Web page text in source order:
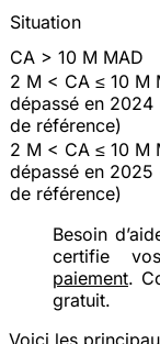
Situation
CA > 10 M MAD
2 M < CA ≤ 10 M
dépassé en 2024
de référence)
2 M < CA ≤ 10 M
dépassé en 2025
de référence)
Besoin
certifie
paiement.
gratuit.
Voici les